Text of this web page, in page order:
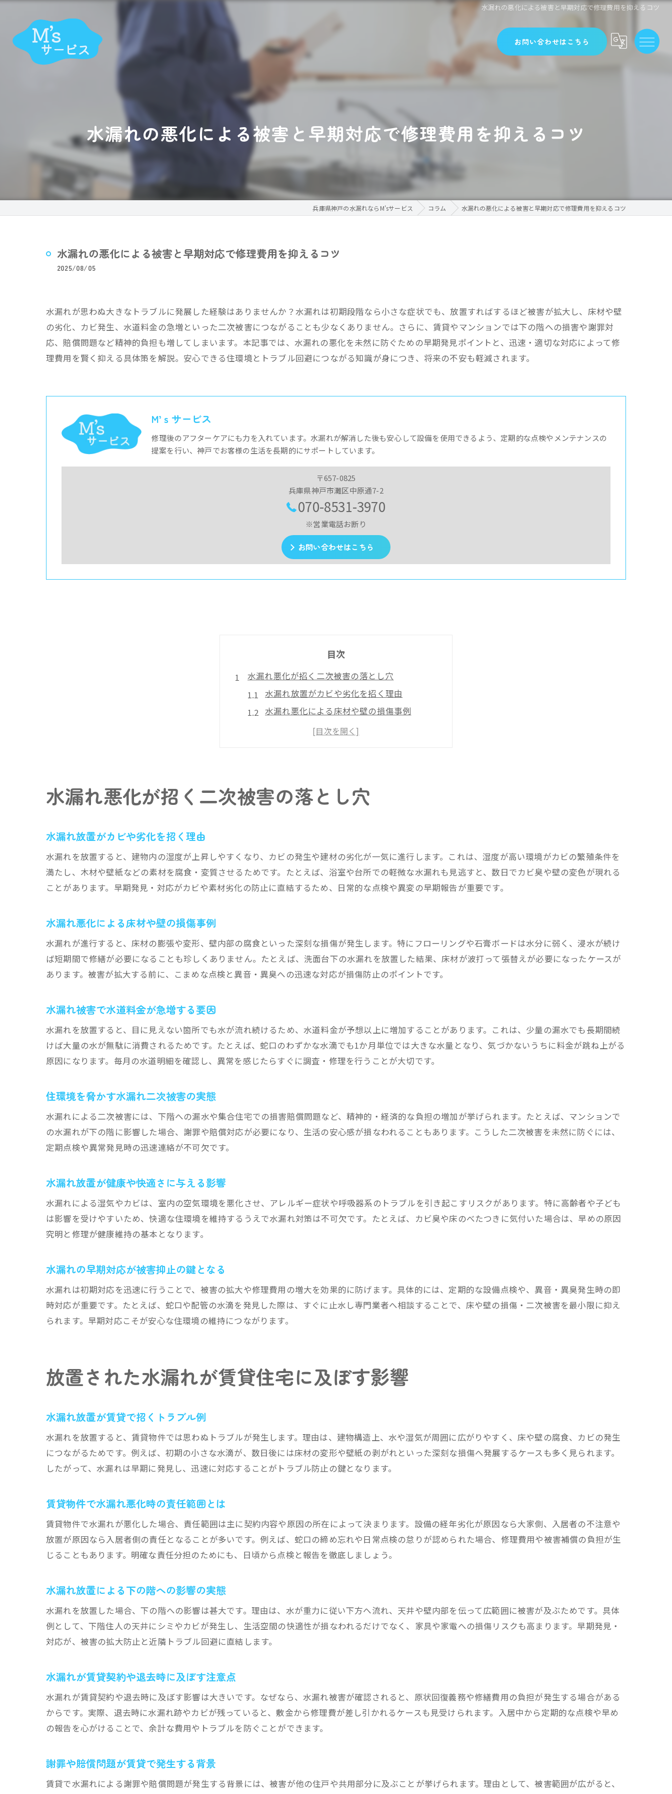
水漏れの悪化による被害と早期対応で修理費用を抑えるコツ
お問い合わせはこちら
水漏れの悪化による被害と早期対応で修理費用を抑えるコツ
兵庫県神戸の水漏れならM'sサービス コラム 水漏れの悪化による被害と早期対応で修理費用を抑えるコツ
水漏れの悪化による被害と早期対応で修理費用を抑えるコツ
2025/08/05
水漏れが思わぬ大きなトラブルに発展した経験はありませんか？水漏れは初期段階なら小さな症状でも、放置すればするほど被害が拡大し、床材や壁
の劣化、カビ発生、水道料金の急増といった二次被害につながることも少なくありません。さらに、賃貸やマンションでは下の階への損害や謝罪対
応、賠償問題など精神的負担も増してしまいます。本記事では、水漏れの悪化を未然に防ぐための早期発見ポイントと、迅速・適切な対応によって修
理費用を賢く抑える具体策を解説。安心できる住環境とトラブル回避につながる知識が身につき、将来の不安も軽減されます。
M’ｓサービス
修理後のアフターケアにも力を入れています。水漏れが解消した後も安心して設備を使用できるよう、定期的な点検やメンテナンスの
提案を行い、神戸でお客様の生活を長期的にサポートしています。
〒657-0825
兵庫県神戸市灘区中原通7-2
070-8531-3970
※営業電話お断り
お問い合わせはこちら
目次
水漏れ悪化が招く二次被害の落とし穴
水漏れ放置がカビや劣化を招く理由
水漏れ悪化による床材や壁の損傷事例
水漏れ被害で水道料金が急増する要因
放置された水漏れが賃貸住宅に及ぼす影響
水漏れ放置による下の階への影響の実態
水漏れが賃貸契約や退去時に及ぼす注意点
謝罪や賠償問題が賃貸で発生する背景
経年劣化で水漏れが発生しやすい時期
水漏れと経年劣化の見極めポイント
設備別に見る水漏れの発生しやすさ
水漏れ対策に役立つ定期点検の重要性
水漏れトラブル時の謝罪対応の心得
水漏れ発生時のお詫びの基本マナー
水漏れ謝罪で誠意が伝わる対応方法
お詫びの品や金額相場の考え方と注意点
早期対応で水漏れ被害を減らす実践ポイント
水漏れ悪化を防ぐための自己点検習慣
下の階への水漏れ被害と適切な対応策
下の階に水漏れが及ぶ主な原因と対処法
下の階への水漏れ謝罪で重要な行動
水漏れ放置の危険性と適切な報告手順
水漏れ時の管理会社や住人への連絡手順
マンションで水漏れ謝罪を怠るリスク
共用部分での水漏れ発生時の注意事項
水漏れ修理費用を抑えるための実践的な工夫
水漏れ修理費用を削減する早期発見の重要性
費用負担を減らす水漏れ対策と予防策
水漏れ放置が修理費を高額にする理由
水漏れトラブルの見積もり比較と相談のコツ
水漏れ悪化が招く二次被害の落とし穴
水漏れ放置がカビや劣化を招く理由
水漏れを放置すると、建物内の湿度が上昇しやすくなり、カビの発生や建材の劣化が一気に進行します。これは、湿度が高い環境がカビの繁殖条件を
満たし、木材や壁紙などの素材を腐食・変質させるためです。たとえば、浴室や台所での軽微な水漏れも見逃すと、数日でカビ臭や壁の変色が現れる
ことがあります。早期発見・対応がカビや素材劣化の防止に直結するため、日常的な点検や異変の早期報告が重要です。
水漏れ悪化による床材や壁の損傷事例
水漏れが進行すると、床材の膨張や変形、壁内部の腐食といった深刻な損傷が発生します。特にフローリングや石膏ボードは水分に弱く、浸水が続け
ば短期間で修繕が必要になることも珍しくありません。たとえば、洗面台下の水漏れを放置した結果、床材が波打って張替えが必要になったケースが
あります。被害が拡大する前に、こまめな点検と異音・異臭への迅速な対応が損傷防止のポイントです。
水漏れ被害で水道料金が急増する要因
水漏れを放置すると、目に見えない箇所でも水が流れ続けるため、水道料金が予想以上に増加することがあります。これは、少量の漏水でも長期間続
けば大量の水が無駄に消費されるためです。たとえば、蛇口のわずかな水滴でも1か月単位では大きな水量となり、気づかないうちに料金が跳ね上がる
原因になります。毎月の水道明細を確認し、異常を感じたらすぐに調査・修理を行うことが大切です。
住環境を脅かす水漏れ二次被害の実態
水漏れによる二次被害には、下階への漏水や集合住宅での損害賠償問題など、精神的・経済的な負担の増加が挙げられます。たとえば、マンションで
の水漏れが下の階に影響した場合、謝罪や賠償対応が必要になり、生活の安心感が損なわれることもあります。こうした二次被害を未然に防ぐには、
定期点検や異常発見時の迅速連絡が不可欠です。
水漏れ放置が健康や快適さに与える影響
水漏れによる湿気やカビは、室内の空気環境を悪化させ、アレルギー症状や呼吸器系のトラブルを引き起こすリスクがあります。特に高齢者や子ども
は影響を受けやすいため、快適な住環境を維持するうえで水漏れ対策は不可欠です。たとえば、カビ臭や床のべたつきに気付いた場合は、早めの原因
究明と修理が健康維持の基本となります。
水漏れの早期対応が被害抑止の鍵となる
水漏れは初期対応を迅速に行うことで、被害の拡大や修理費用の増大を効果的に防げます。具体的には、定期的な設備点検や、異音・異臭発生時の即
時対応が重要です。たとえば、蛇口や配管の水滴を発見した際は、すぐに止水し専門業者へ相談することで、床や壁の損傷・二次被害を最小限に抑え
られます。早期対応こそが安心な住環境の維持につながります。
放置された水漏れが賃貸住宅に及ぼす影響
水漏れ放置が賃貸で招くトラブル例
水漏れを放置すると、賃貸物件では思わぬトラブルが発生します。理由は、建物構造上、水や湿気が周囲に広がりやすく、床や壁の腐食、カビの発生
につながるためです。例えば、初期の小さな水滴が、数日後には床材の変形や壁紙の剥がれといった深刻な損傷へ発展するケースも多く見られます。
したがって、水漏れは早期に発見し、迅速に対応することがトラブル防止の鍵となります。
賃貸物件で水漏れ悪化時の責任範囲とは
賃貸物件で水漏れが悪化した場合、責任範囲は主に契約内容や原因の所在によって決まります。設備の経年劣化が原因なら大家側、入居者の不注意や
放置が原因なら入居者側の責任となることが多いです。例えば、蛇口の締め忘れや日常点検の怠りが認められた場合、修理費用や被害補償の負担が生
じることもあります。明確な責任分担のためにも、日頃から点検と報告を徹底しましょう。
水漏れ放置による下の階への影響の実態
水漏れを放置した場合、下の階への影響は甚大です。理由は、水が重力に従い下方へ流れ、天井や壁内部を伝って広範囲に被害が及ぶためです。具体
例として、下階住人の天井にシミやカビが発生し、生活空間の快適性が損なわれるだけでなく、家具や家電への損傷リスクも高まります。早期発見・
対応が、被害の拡大防止と近隣トラブル回避に直結します。
水漏れが賃貸契約や退去時に及ぼす注意点
水漏れが賃貸契約や退去時に及ぼす影響は大きいです。なぜなら、水漏れ被害が確認されると、原状回復義務や修繕費用の負担が発生する場合がある
からです。実際、退去時に水漏れ跡やカビが残っていると、敷金から修理費が差し引かれるケースも見受けられます。入居中から定期的な点検や早め
の報告を心がけることで、余計な費用やトラブルを防ぐことができます。
謝罪や賠償問題が賃貸で発生する背景
賃貸で水漏れによる謝罪や賠償問題が発生する背景には、被害が他の住戸や共用部分に及ぶことが挙げられます。理由として、被害範囲が広がると、